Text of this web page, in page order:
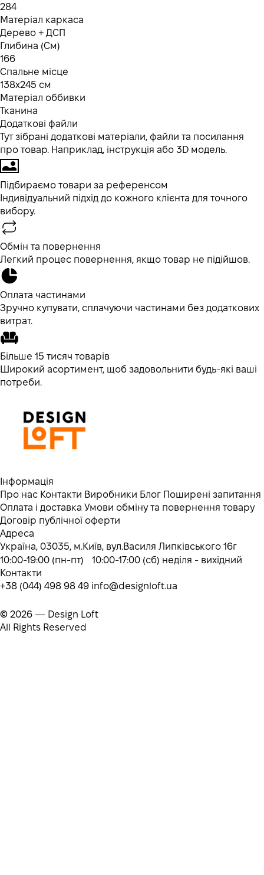
284
Матеріал каркаса
Дерево + ДСП
Глибина (См)
166
Спальне місце
138x245 см
Матеріал оббивки
Тканина
Додаткові файли
Тут зібрані додаткові матеріали, файли та посилання
про товар. Наприклад, інструкція або 3D модель.
Підбираємо товари за референсом
Індивідуальний підхід до кожного клієнта для точного
вибору.
Обмін та повернення
Легкий процес повернення, якщо товар не підійшов.
Оплата частинами
Зручно купувати, сплачуючи частинами без додаткових
витрат.
Більше 15 тисяч товарів
Широкий асортимент, щоб задовольнити будь-які ваші
потреби.
Інформація
Про нас Контакти Виробники Блог Поширені запитання
Оплата і доставка Умови обміну та повернення товару
Договір публічної оферти
Адреса
Україна, 03035, м.Київ, вул.Василя Липківського 16г
10:00-19:00 (пн-пт) 10:00-17:00 (сб) неділя - вихідний
Контакти
+38 (044) 498 98 49 info@designloft.ua
© 2026 — Design Loft
All Rights Reserved